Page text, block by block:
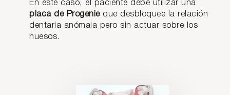
En este caso, el paciente debe utilizar una
placa de Progenieque desbloquee la relación
dentaria anómala pero sin actuar sobre los
huesos.